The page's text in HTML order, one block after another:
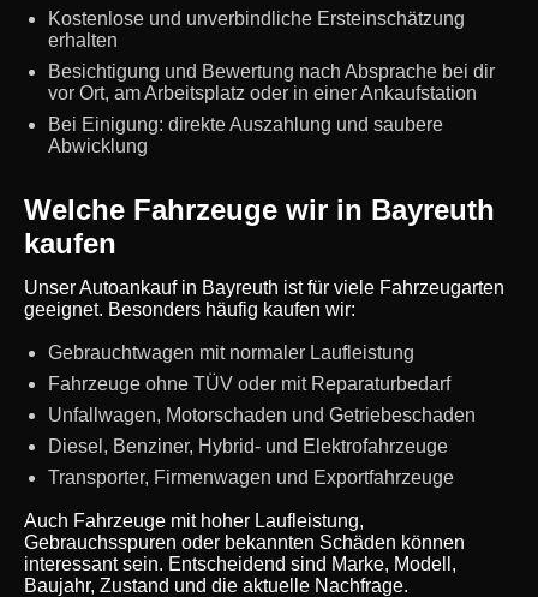
Kostenlose und unverbindliche Ersteinschätzung
erhalten
Besichtigung und Bewertung nach Absprache bei dir
vor Ort, am Arbeitsplatz oder in einer Ankaufstation
Bei Einigung: direkte Auszahlung und saubere
Abwicklung
Welche Fahrzeuge wir in Bayreuth
kaufen
Unser Autoankauf in Bayreuth ist für viele Fahrzeugarten
geeignet. Besonders häufig kaufen wir:
Gebrauchtwagen mit normaler Laufleistung
Fahrzeuge ohne TÜV oder mit Reparaturbedarf
Unfallwagen, Motorschaden und Getriebeschaden
Diesel, Benziner, Hybrid- und Elektrofahrzeuge
Transporter, Firmenwagen und Exportfahrzeuge
Auch Fahrzeuge mit hoher Laufleistung,
Gebrauchsspuren oder bekannten Schäden können
interessant sein. Entscheidend sind Marke, Modell,
Baujahr, Zustand und die aktuelle Nachfrage.